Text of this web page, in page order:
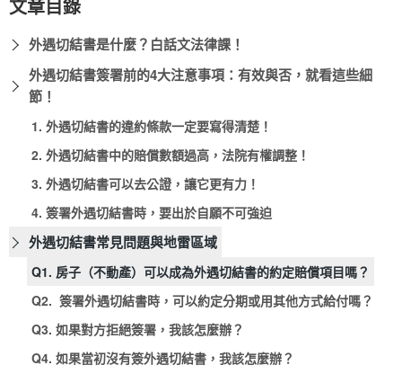
文章目錄
外遇切結書是什麼？白話文法律課！
外遇切結書簽署前的4大注意事項：有效與否，就看這些細
節！
1. 外遇切結書的違約條款一定要寫得清楚！
2. 外遇切結書中的賠償數額過高，法院有權調整！
3. 外遇切結書可以去公證，讓它更有力！
4. 簽署外遇切結書時，要出於自願不可強迫
外遇切結書常見問題與地雷區域
Q1. 房子（不動產）可以成為外遇切結書的約定賠償項目嗎？
Q2. 簽署外遇切結書時，可以約定分期或用其他方式給付嗎？
Q3. 如果對方拒絕簽署，我該怎麼辦？
Q4. 如果當初沒有簽外遇切結書，我該怎麼辦？